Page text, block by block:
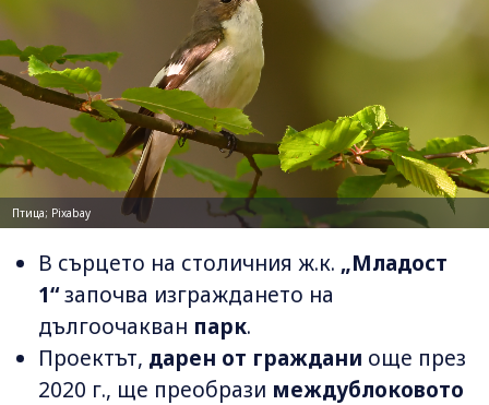
Птица; Pixabay
В сърцето на столичния ж.к. „Младост
1“започва изграждането на
дългоочакван парк.
Проектът, дарен от граждани още през
2020 г., ще преобрази междублоковото